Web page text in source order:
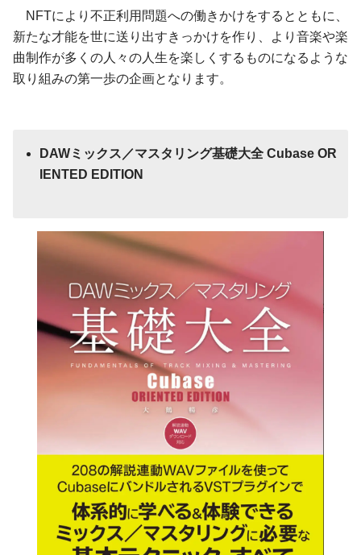
NFTにより不正利用問題への働きかけをするとともに、
新たな才能を世に送り出すきっかけを作り、より音楽や楽
曲制作が多くの人々の人生を楽しくするものになるような
取り組みの第一歩の企画となります。
DAWミックス／マスタリング基礎大全 Cubase OR
IENTED EDITION